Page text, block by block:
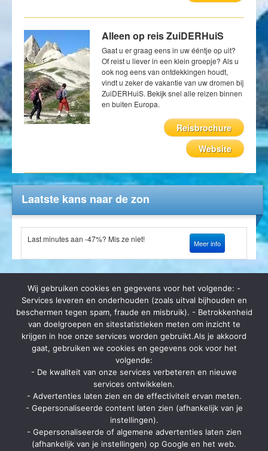
Alleen op reis ZuiDERHuiS
Gaat u er graag eens in uw ééntje op uit?
Of reist u liever in een klein groepje? Als u
ook nog eens van ontdekkingen houdt,
vindt u zeker de vakantie van uw dromen bij
ZuiDERHuiS. Bekijk snel alle reizen binnen
en buiten Europa.
Reisbrochure
Website
Laatste kans naar de zon
Last minutes aan -47%? Mis ze niet! Meer info
Op zomerbrochure.be kan je terecht voor het bestellen van
reisbrochures, het lastminute aanbod van vele reisorganisaties en hot
deals. Ga je op vakantie? Ga dan eerst langs zomerbrochure.be voor
Contact
Strategon BV
Ninovesteenweg 198 bus 13
Via contactpagina of chatformulier
Wij gebruiken cookies en gegevens voor het volgende: -
Services leveren en onderhouden (zoals uitval bijhouden en
beschermen tegen spam, fraude en misbruik). - Betrokkenheid
van doelgroepen en sitestatistieken meten om inzicht te
krijgen in hoe onze services worden gebruikt.Als je akkoord
gaat, gebruiken we cookies en gegevens ook voor het
volgende:
- De kwaliteit van onze services verbeteren en nieuwe
services ontwikkelen.
- Advertenties laten zien en de effectiviteit ervan meten.
- Gepersonaliseerde content laten zien (afhankelijk van je
instellingen).
- Gepersonaliseerde of algemene advertenties laten zien
(afhankelijk van je instellingen) op Google en het web.